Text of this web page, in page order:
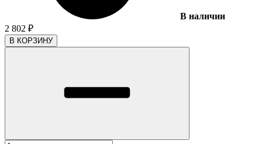
В наличии
2 802 ₽
В КОРЗИНУ